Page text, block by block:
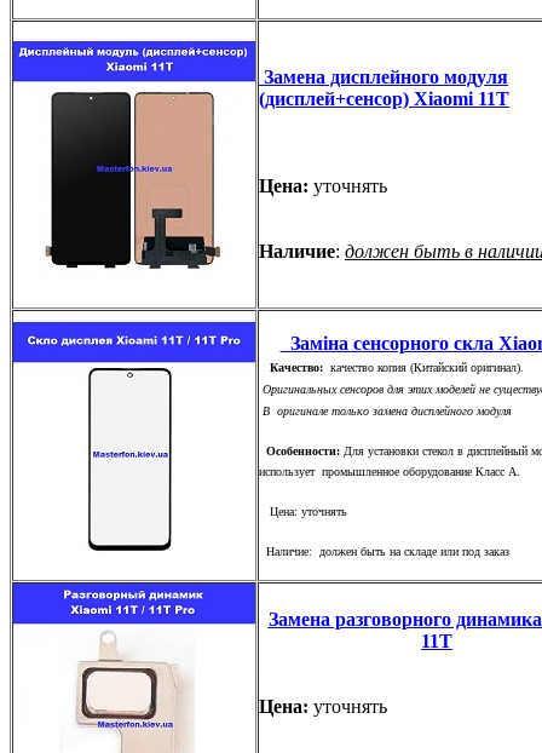
Замена дисплейного модуля
(дисплей+сенсор) Xiaomi 11T
Цена: уточнять
Наличие: должен быть в
Заміна сенсорного скла
Качество: качество копия (Китайский оригинал).
Оригинальных сенсоров для этих моделей не
В оригинале только замена дисплейного модуля
Особенности: Для установки стекол в дисплейный
использует промышленное оборудование Класс А.
Цена: уточнять
Наличие: должен быть на складе или под заказ
Замена разговорного
11T
Цена: уточнять